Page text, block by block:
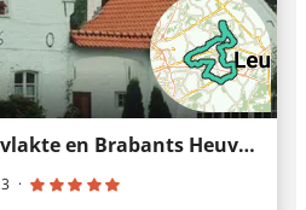
Langs Vlaamse Laagvlakte en Brabants Heuvelland
3 ·